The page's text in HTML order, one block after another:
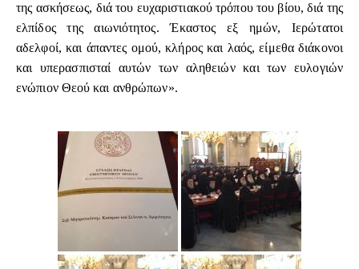
της ασκήσεως, διά του ευχαριστιακού τρόπου του βίου, διά της
ελπίδος της αιωνιότητος. Έκαστος εξ ημών, Ιερώτατοι
αδελφοί, και άπαντες ομού, κλήρος και λαός, είμεθα διάκονοι
και υπερασπισταί αυτών των αληθειών και των ευλογιών
ενώπιον Θεού και ανθρώπων».